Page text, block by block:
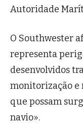
Autoridade
O Southwester
representa
desenvolvidos
monitorização e
que possam
navio».